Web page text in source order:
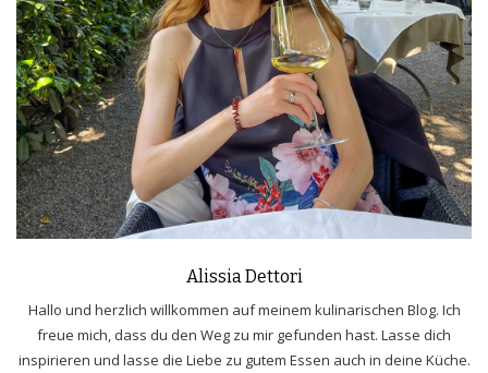
Alissia Dettori
Hallo und herzlich willkommen auf meinem kulinarischen Blog. Ich
freue mich, dass du den Weg zu mir gefunden hast. Lasse dich
inspirieren und lasse die Liebe zu gutem Essen auch in deine Küche.